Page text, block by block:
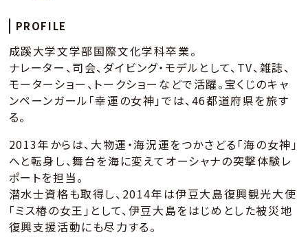
PROFILE
成蹊大学文学部国際文化学科卒業。
ナレーター、司会、ダイビング・モデルとして、TV、雑誌、
モーターショー、トークショーなどで活躍。宝くじのキャ
ンペーンガール「幸運の女神」では、46都道府県を旅す
る。
2013年からは、大物運・海況運をつかさどる「海の女神」
へと転身し、舞台を海に変えてオーシャナの突撃体験レ
ポートを担当。
潜水士資格も取得し、2014年は伊豆大島復興観光大使
「ミス椿の女王」として、伊豆大島をはじめとした被災地
復興支援活動にも尽力する。